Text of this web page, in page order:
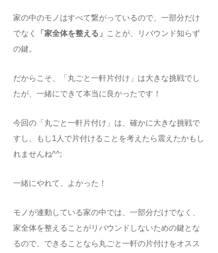
家の中のモノはすべて繋がっているので、一部分だけ
でなく
「家全体を整える」 ことが、リバウンド知らず
の鍵。
だからこそ、「丸ごと一軒片付け」は大きな挑戦でし
たが、一緒にできて本当に良かったです！
今回の「丸ごと一軒片付け」は、確かに大きな挑戦で
すし、もし1人で片付けることを考えたら震えたかもし
れませんね^^;
一緒にやれて、よかった！
モノが連動している家の中では、一部分だけでなく、
家全体を整えることがリバウンドしないための鍵とな
るので、できることなら丸ごと一軒の片付けをオスス